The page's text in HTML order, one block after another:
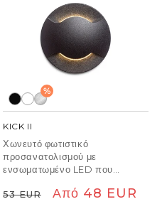
%
KICK II
Χωνευτό φωτιστικό
προσανατολισμού με
ενσωματωμένο LED που
Σχεδιασμένο για τοποθέτηση σε
Κανονική
53 EUR
Τιμή
Από 48 EUR